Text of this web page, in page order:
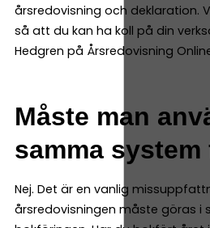
årsredovisning och deklaration.
så att du kan ha koll på din
Hedgren på Årsredovisning
Måste man
samma
Nej. Det är en vanlig
årsredovisningen måste göras i